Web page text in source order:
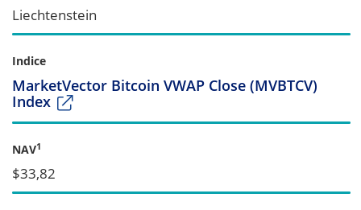
Liechtenstein
Indice
MarketVector Bitcoin VWAP Close (MVBTCV)
Index
NAV1
$33,82